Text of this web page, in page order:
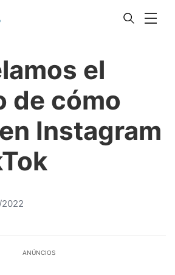
el
de cómo
Instagram
ANÚNCIOS